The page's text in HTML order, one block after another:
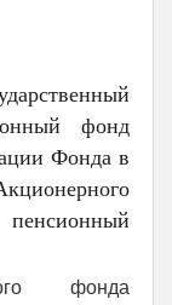
фонд
Фонда в
фонда